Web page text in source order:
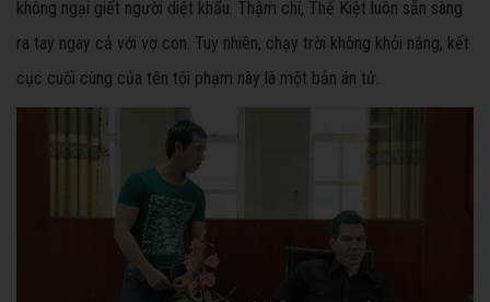
không ngại giết người diệt khẩu. Thậm chí, Thế Kiệt luôn sẵn sàng
ra tay ngay cả với vợ con. Tuy nhiên, chạy trời không khỏi nắng, kết
cục cuối cùng của tên tội phạm này là một bản án tử.